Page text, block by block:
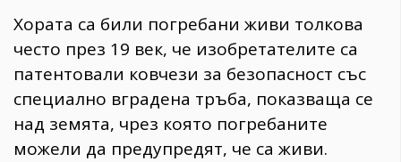
Хората са били погребани живи толкова
често през 19 век, че изобретателите са
патентовали ковчези за безопасност със
специално вградена тръба, показваща се
над земята, чрез която погребаните
можели да предупредят, че са живи.